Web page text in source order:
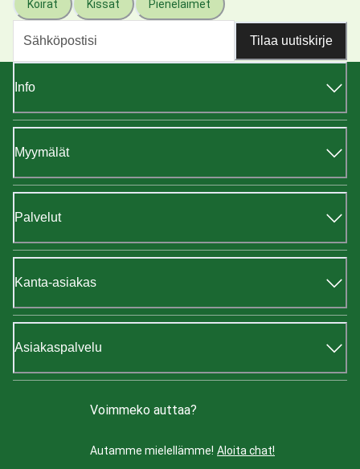
Koirat Kissat Pieneläimet
Tilaa uutiskirje
Info
Myymälät
Palvelut
Kanta-asiakas
Asiakaspalvelu
Voimmeko auttaa?
Autamme mielellämme! Aloita chat!